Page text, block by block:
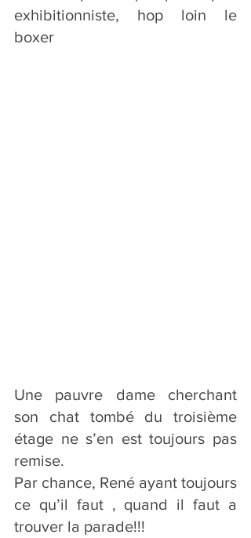
exhibitionniste, hop loin le
boxer
Une pauvre dame cherchant
son chat tombé du troisième
étage ne s’en est toujours pas
remise.
Par chance, René ayant toujours
ce qu’il faut , quand il faut a
trouver la parade!!!